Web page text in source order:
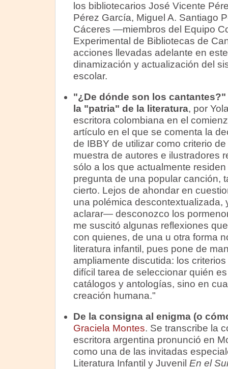
los bibliotecarios José Vicente
Pérez García, Miguel A. Santiago
Cáceres —miembros del Equipo
Experimental de Bibliotecas de
acciones llevadas adelante en
dinamización y actualización del
escolar.
"¿De dónde son los
la "patria" de la literatura, por
escritora colombiana en el
artículo en el que se comenta la
de IBBY de utilizar como criterio
muestra de autores e ilustradores
sólo a los que actualmente
pregunta de una popular canción,
cierto. Lejos de ahondar en
una polémica
aclarar— desconozco los
me suscitó algunas reflexiones
con quienes, de una u otra forma
literatura infantil, pues pone de
ampliamente discutida: los
difícil tarea de seleccionar quién
catálogos y antologías, sino en
creación humana."
De la consigna al enigma (o
Graciela Montes. Se transcribe la
escritora argentina pronunció en
como una de las invitadas
Literatura Infantil y Juvenil En el